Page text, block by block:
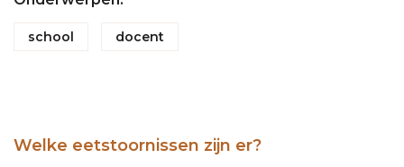
school docent
Welke eetstoornissen zijn er?